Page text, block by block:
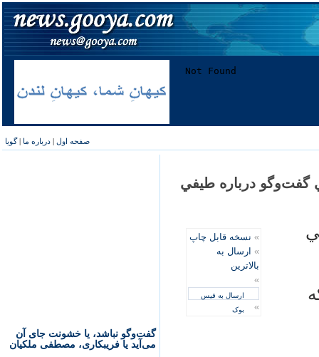
صفحه اول | درباره ما |گویا
گفت‌وگو نباشد، یا خشونت جای آن
می‌آید یا فریبکاری، مصطفی ملکیان
گفت‌وگو درباره طيفي
» نسخه قابل چاپ
» ارسال به
بالاترین
»
ارسال به فیس
بوک
»